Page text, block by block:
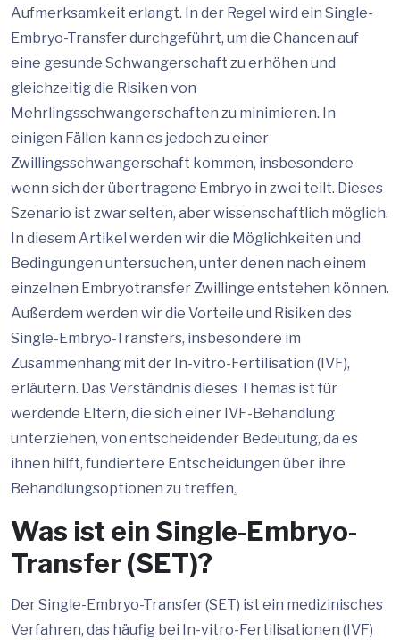
Aufmerksamkeit erlangt. In der Regel wird ein Single-
Embryo-Transfer durchgeführt, um die Chancen auf
eine gesunde Schwangerschaft zu erhöhen und
gleichzeitig die Risiken von
Mehrlingsschwangerschaften zu minimieren. In
einigen Fällen kann es jedoch zu einer
Zwillingsschwangerschaft kommen, insbesondere
wenn sich der übertragene Embryo in zwei teilt. Dieses
Szenario ist zwar selten, aber wissenschaftlich möglich.
In diesem Artikel werden wir die Möglichkeiten und
Bedingungen untersuchen, unter denen nach einem
einzelnen Embryotransfer Zwillinge entstehen können.
Außerdem werden wir die Vorteile und Risiken des
Single-Embryo-Transfers, insbesondere im
Zusammenhang mit der In-vitro-Fertilisation (IVF),
erläutern. Das Verständnis dieses Themas ist für
werdende Eltern, die sich einer IVF-Behandlung
unterziehen, von entscheidender Bedeutung, da es
ihnen hilft, fundiertere Entscheidungen über ihre
Behandlungsoptionen zu treffen.
Was ist ein Single-Embryo-
Transfer (SET)?
Der Single-Embryo-Transfer (SET) ist ein medizinisches
Verfahren, das häufig bei In-vitro-Fertilisationen (IVF)